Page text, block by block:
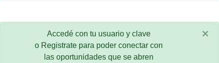
Accedé con tu usuario y clave
o Registrate para poder conectar con
las oportunidades que se abren
×